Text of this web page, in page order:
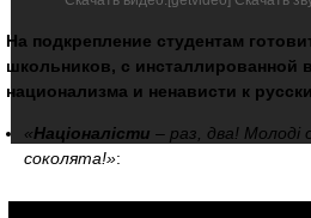
На подкрепление студентам
школьников, с инсталлированной
национализма и ненависти к
«Hаціоналісти – раз, два! Молоді
соколята!»: